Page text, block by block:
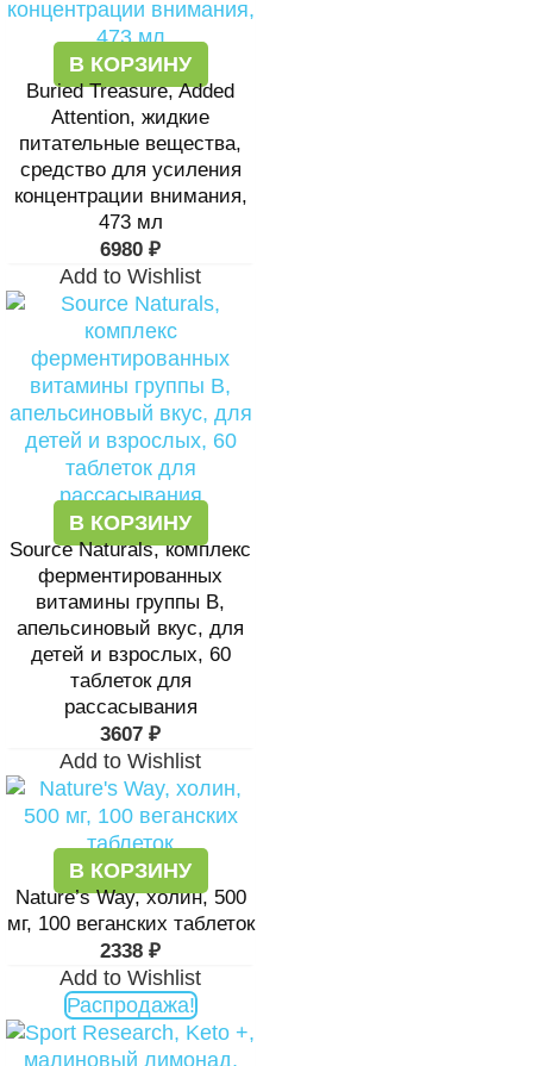
В КОРЗИНУ
Buried Treasure, Added
Attention, жидкие
питательные вещества,
средство для усиления
концентрации внимания,
473 мл
6980 ₽
Add to Wishlist
В КОРЗИНУ
Source Naturals, комплекс
ферментированных
витамины группы B,
апельсиновый вкус, для
детей и взрослых, 60
таблеток для
рассасывания
3607 ₽
Add to Wishlist
В КОРЗИНУ
Nature’s Way, холин, 500
мг, 100 веганских таблеток
2338 ₽
Add to Wishlist
Распродажа!